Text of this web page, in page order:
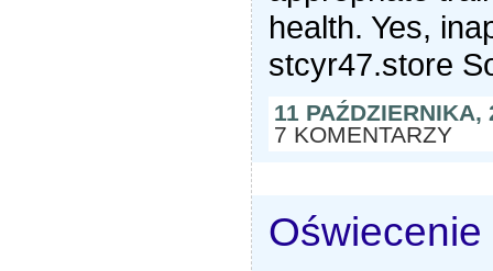
health. Yes,
stcyr47.store
11
7 KOMENTARZY
Oświecenie